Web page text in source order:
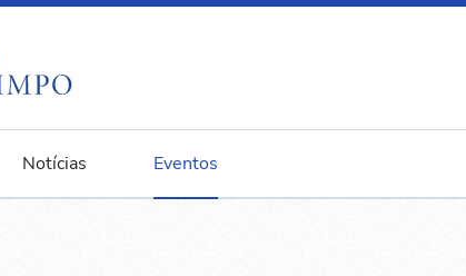
Notícias Eventos